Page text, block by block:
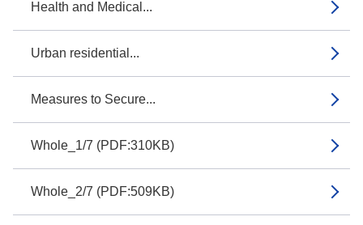
Health and Medical...
Urban residential...
Measures to Secure...
Whole_1/7 (PDF:310KB)
Whole_2/7 (PDF:509KB)